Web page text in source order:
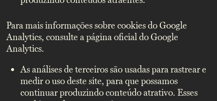
Para mais informações sobre cookies do Google
Analytics, consulte a página oficial do Google
Analytics.
As análises de terceiros são usadas para rastrear e
medir o uso deste site, para que possamos
continuar produzindo conteúdo atrativo. Esses